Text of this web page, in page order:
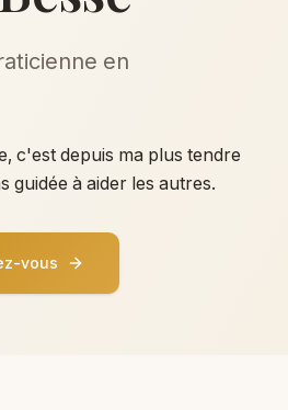
en
c'est depuis ma plus tendre
guidée à aider les autres.
vous